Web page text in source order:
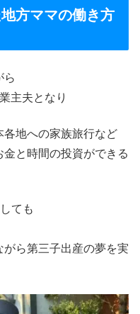
方ママの働き方
ら
主夫となり
地への家族旅行など
と時間の投資ができる
ても
ら第三子出産の夢を実